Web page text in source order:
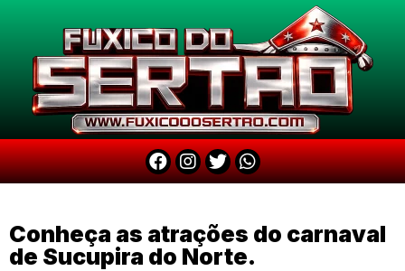
Conheça as atrações do carnaval
de Sucupira do Norte.